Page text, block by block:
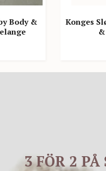
Body &
Konges
3 FÖR 2